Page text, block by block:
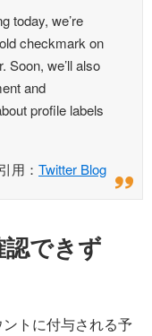
today, we’re
checkmark on
Soon, we’ll also
and
profile labels
引用： Twitter Blog
できず
トに付与される予